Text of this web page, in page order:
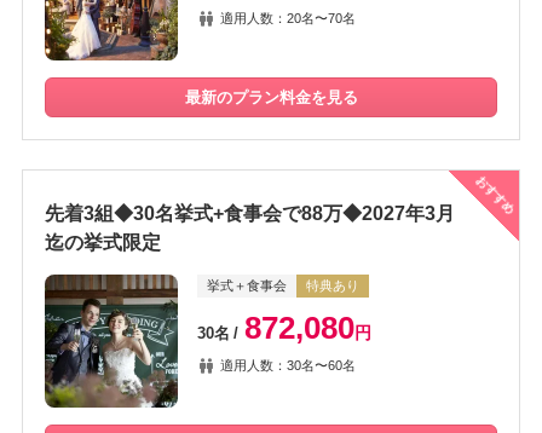
適用人数：20名〜70名
最新のプラン料金を見る
おすすめ
先着3組◆30名挙式+食事会で88万◆2027年3月
迄の挙式限定
挙式＋食事会 特典あり
30名 872,080円
適用人数：30名〜60名